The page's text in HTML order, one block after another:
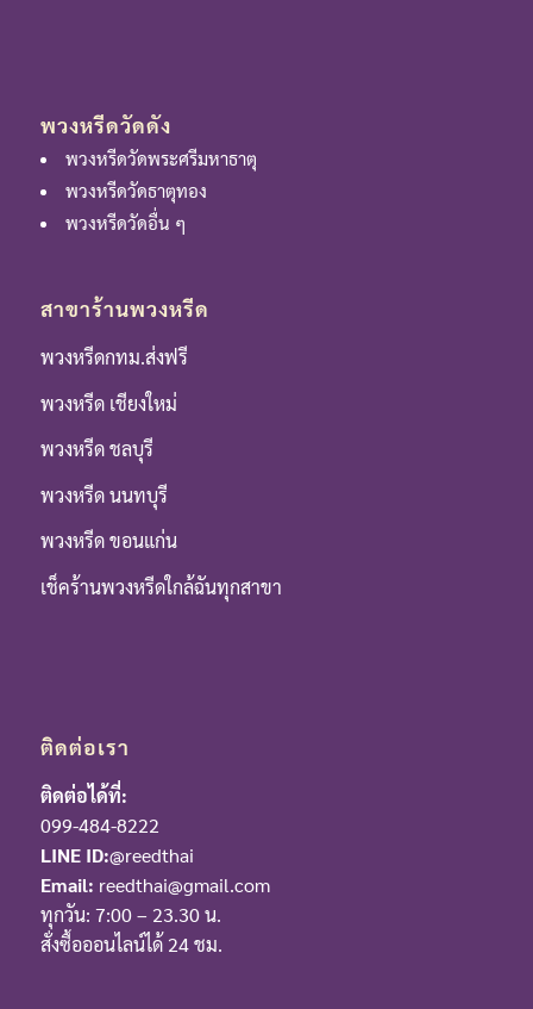
พวงหรีดวัดดัง
พวงหรีดวัดพระศรีมหาธาตุ
พวงหรีดวัดธาตุทอง
พวงหรีดวัดอื่น ๆ
สาขาร้านพวงหรีด
พวงหรีดกทม.ส่งฟรี
พวงหรีด เชียงใหม่
พวงหรีด ชลบุรี
พวงหรีด นนทบุรี
พวงหรีด ขอนแก่น
เช็คร้านพวงหรีดใกล้ฉันทุกสาขา
ติดต่อเรา
ติดต่อได้ที่:
099-484-8222
LINE ID:@reedthai
Email: reedthai@gmail.com
ทุกวัน: 7:00 – 23.30 น.
สั่งซื้อออนไลน์ได้ 24 ชม.